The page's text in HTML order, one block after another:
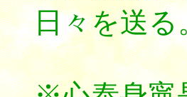
日々を送